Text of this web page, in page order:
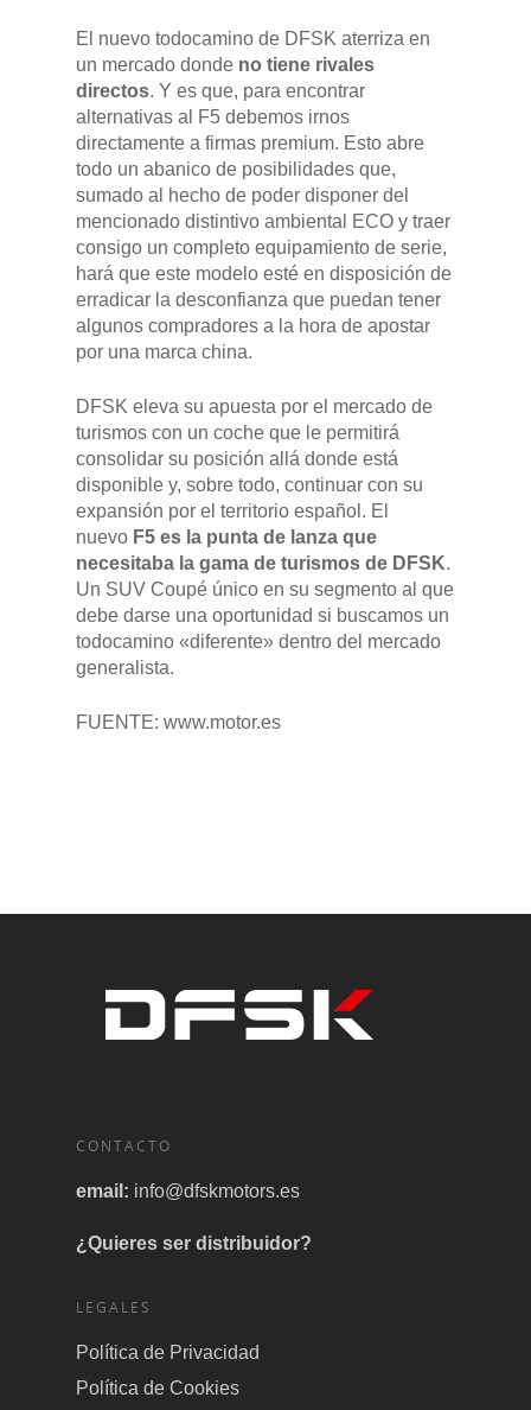
El nuevo todocamino de DFSK aterriza en
un mercado donde no tiene rivales
directos. Y es que, para encontrar
alternativas al F5 debemos irnos
directamente a firmas premium. Esto abre
todo un abanico de posibilidades que,
sumado al hecho de poder disponer del
mencionado distintivo ambiental ECO y traer
consigo un completo equipamiento de serie,
hará que este modelo esté en disposición de
erradicar la desconfianza que puedan tener
algunos compradores a la hora de apostar
por una marca china.
DFSK eleva su apuesta por el mercado de
turismos con un coche que le permitirá
consolidar su posición allá donde está
disponible y, sobre todo, continuar con su
expansión por el territorio español. El
nuevo F5 es la punta de lanza que
necesitaba la gama de turismos de DFSK.
Un SUV Coupé único en su segmento al que
debe darse una oportunidad si buscamos un
todocamino «diferente» dentro del mercado
generalista.
FUENTE: www.motor.es
CONTACTO
email: info@dfskmotors.es
¿Quieres ser distribuidor?
LEGALES
Política de Privacidad
Política de Cookies